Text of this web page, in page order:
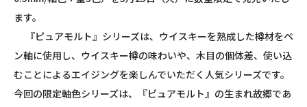
ます。
『ピュアモルト』シリーズは、ウイスキーを熟成した樽材をペ
ン軸に使用し、ウイスキー樽の味わいや、木目の個体差、使い込
むことによるエイジングを楽しんでいただく人気シリーズです。
今回の限定軸色シリーズは、『ピュアモルト』の生まれ故郷であ